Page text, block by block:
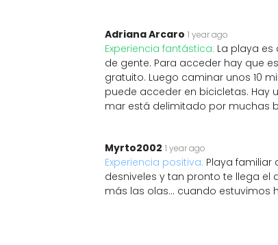
Adriana Arcaro 1 year ago
Experiencia fantástica: La playa
de gente. Para acceder hay que
gratuito. Luego caminar unos 10
puede acceder en bicicletas. Hay
mar está delimitado por muchas
Myrto2002 1 year ago
Experiencia positiva: Playa familiar
desniveles y tan pronto te llega
más las olas… cuando estuvimos